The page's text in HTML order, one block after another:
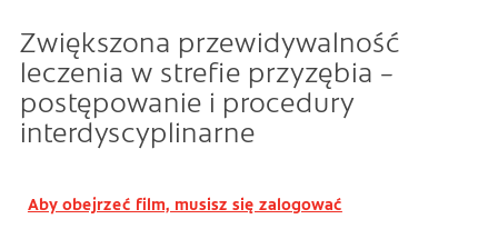
Zwiększona przewidywalność
leczenia w strefie przyzębia –
postępowanie i procedury
interdyscyplinarne
Aby obejrzeć film, musisz się zalogować